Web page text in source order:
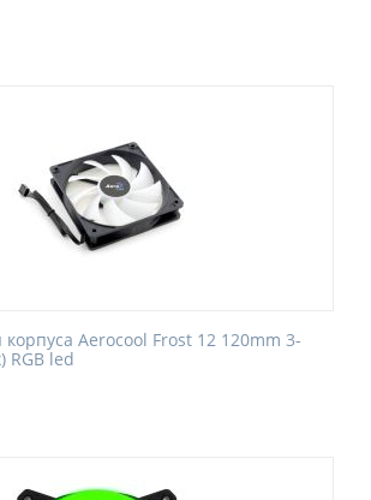
корпуса Aerocool Frost 12 120mm 3-
RGB led